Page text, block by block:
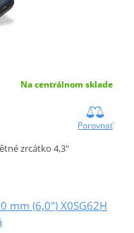
Na centrálnom sklade
Porovnať
zrcátko 4,3"
mm (6,0") X0SG62H